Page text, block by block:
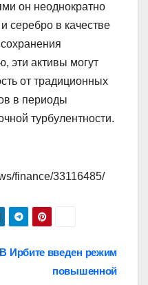
он неоднократно
серебро в качестве
эти активы могут
от традиционных
в периоды
турбулентности.
finance/33116485/
В Ирбите введен режим
повышенной